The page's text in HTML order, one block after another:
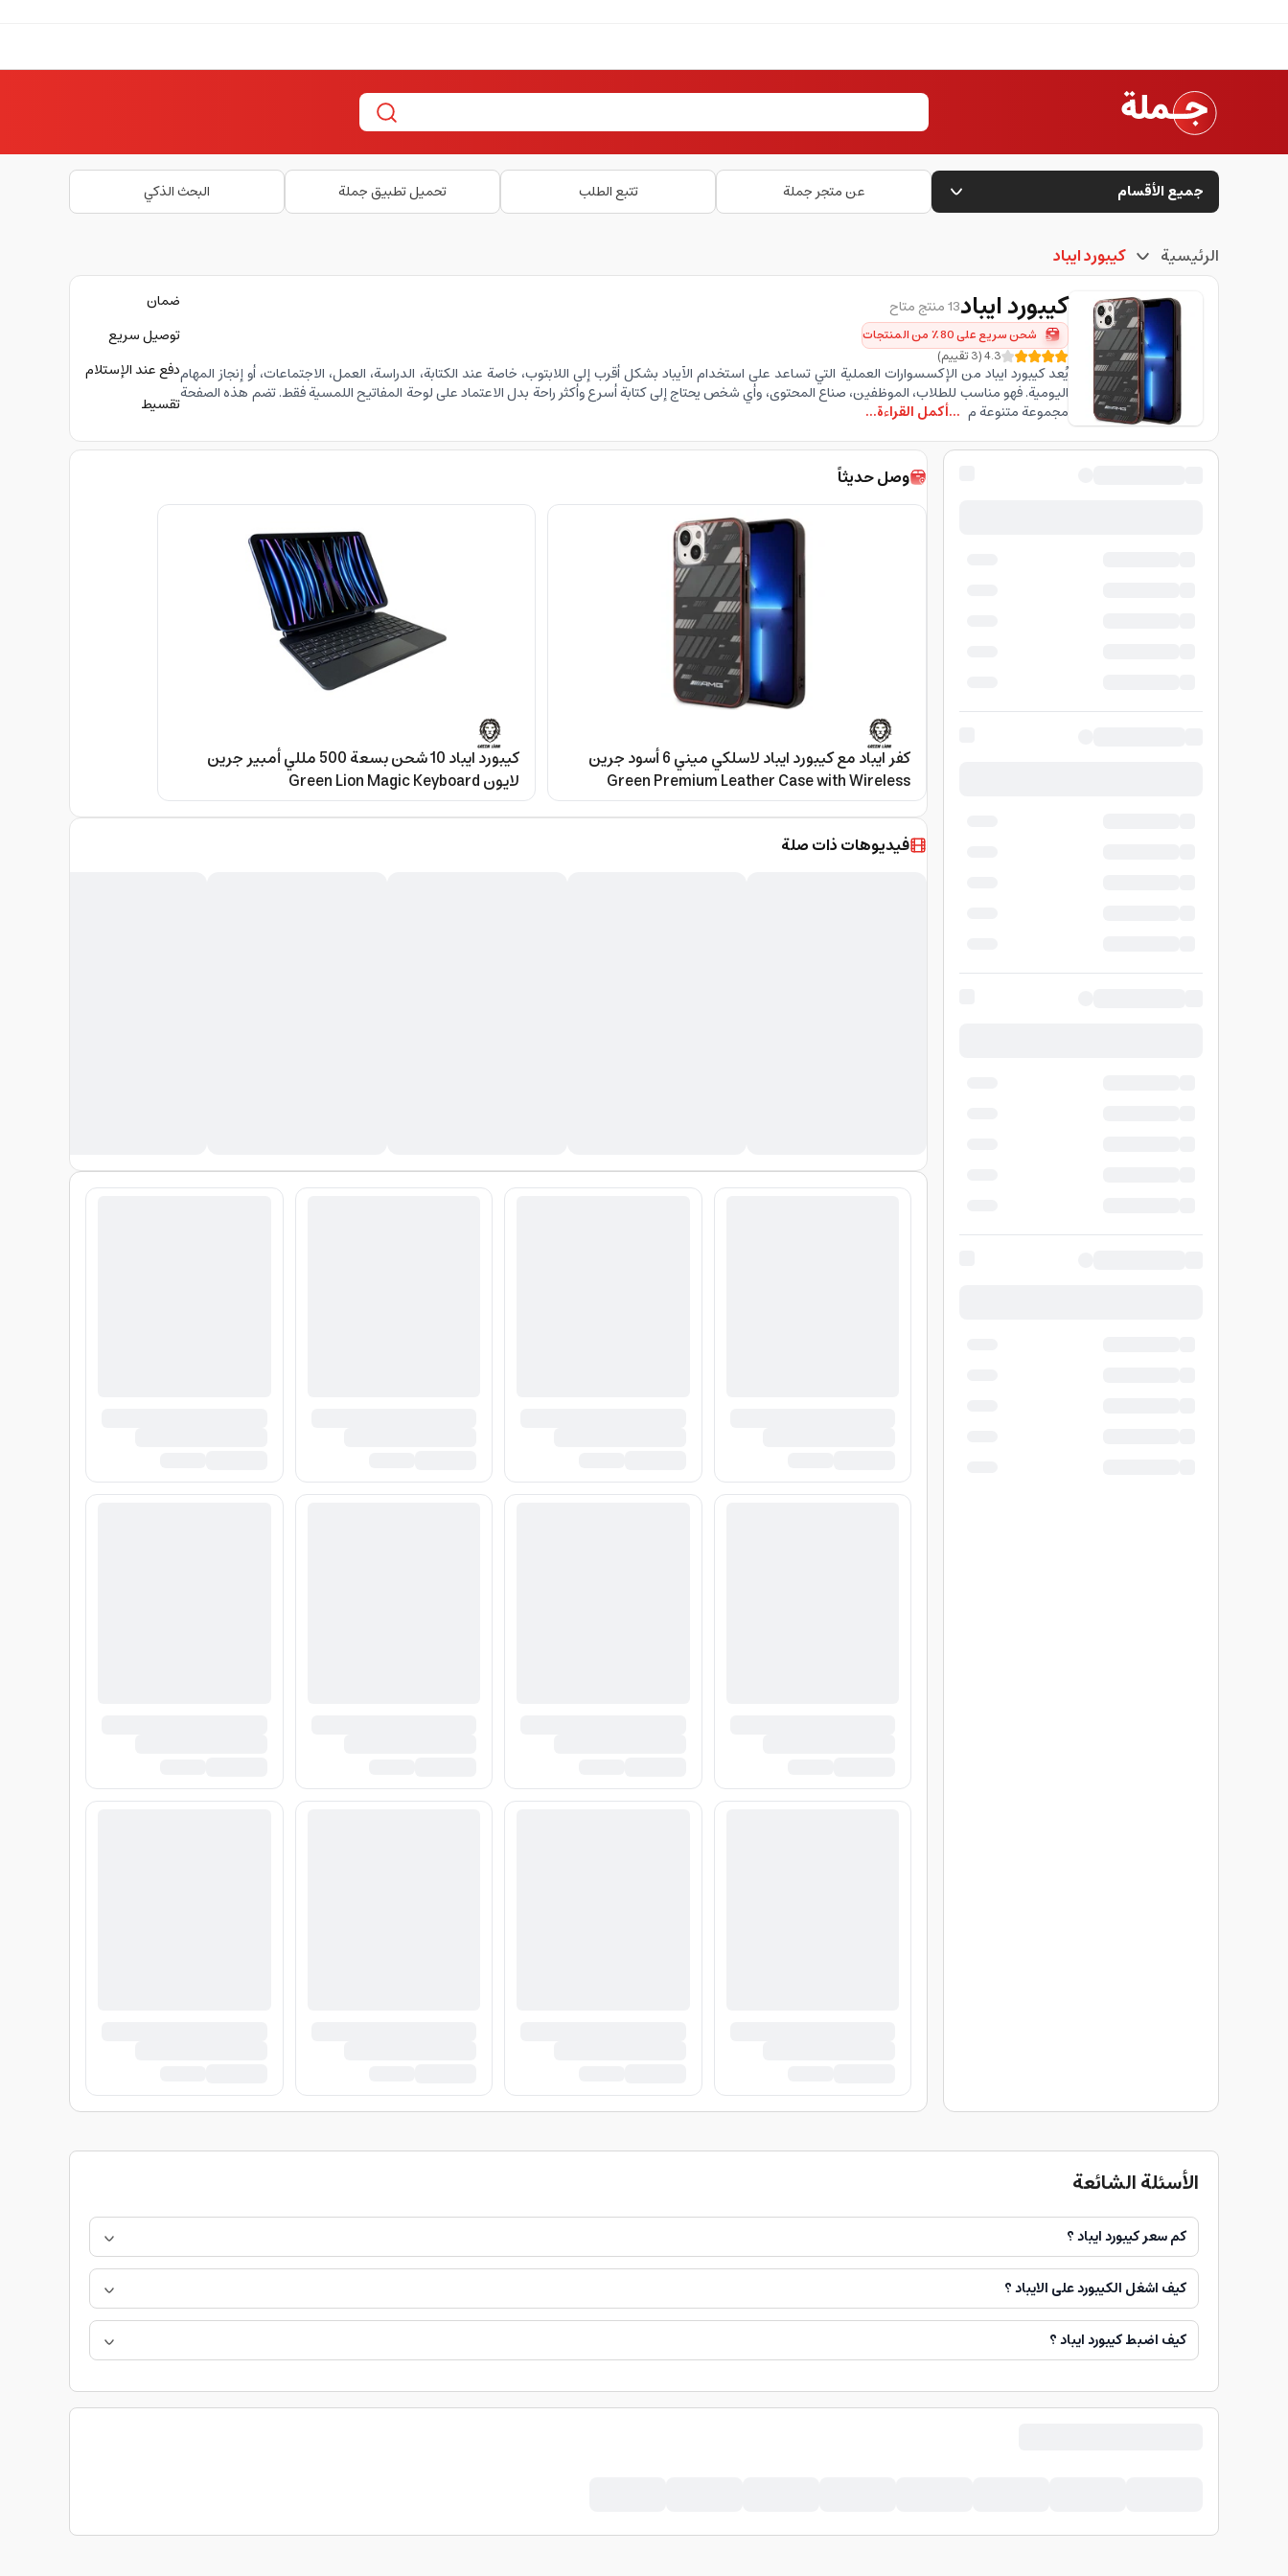
جميع الأقسام عن متجر جملة تتبع الطلب تحميل تطبيق جملة البحث الذكي
الرئيسية كيبورد ايباد
كيبورد ايباد13 منتج متاح
شحن سريع على 80٪ من المنتجات
4.3
(
3تقييم)
يُعد كيبورد ايباد من الإكسسوارات العملية التي تساعد على استخدام الآيباد بشكل أقرب إلى اللابتوب، خاصة عند الكتابة، الدراسة، العمل، الاجتماعات، أو إنجاز المهام
اليومية. فهو مناسب للطلاب، الموظفين، صناع المحتوى، وأي شخص يحتاج إلى كتابة أسرع وأكثر راحة بدل الاعتماد على لوحة المفاتيح اللمسية فقط. تضم هذه الصفحة
مجموعة متنوعة م ...أكمل القراءة...
ضمان
توصيل سريع
دفع عند الإستلام
تقسيط
وصل حديثاً
كفر ايباد مع كيبورد ايباد لاسلكي ميني 6 أسود جرين
Green Premium Leather Case with Wireless
Keyboard ( English/Arabic ) for Apple iPad Mini6
8.3" 2021 Black
كيبورد ايباد 10 شحن بسعة 500 مللي أمبير جرين
لايون Green Lion Magic Keyboard
فيديوهات ذات صلة
الأسئلة الشائعة
كم سعر كيبورد ايباد ؟
كيف اشغل الكيبورد على الايباد ؟
كيف اضبط كيبورد ايباد ؟